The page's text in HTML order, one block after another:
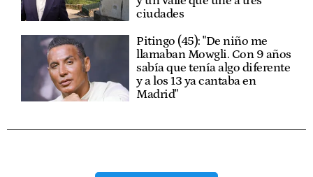
ciudades
Pitingo (45): "De niño me
llamaban Mowgli. Con 9 años
sabía que tenía algo diferente
y a los 13 ya cantaba en
Madrid"